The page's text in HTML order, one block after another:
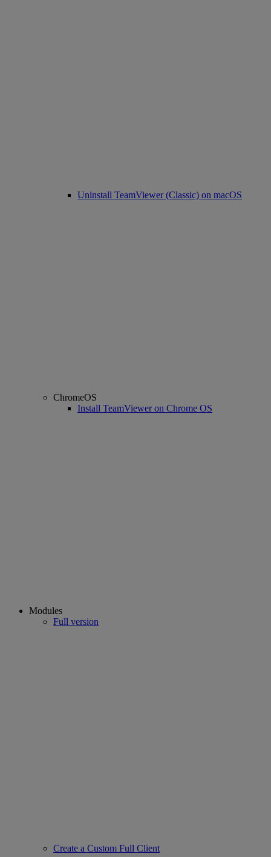
Uninstall TeamViewer (Classic) on macOS
ChromeOS
Install TeamViewer on Chrome OS
Modules
Full version
Create a Custom Full Client